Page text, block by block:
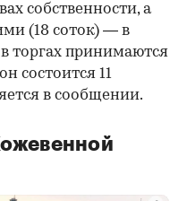
собственности, а
(18 соток) — в
торгах принимаются
состоится 11
в сообщении.